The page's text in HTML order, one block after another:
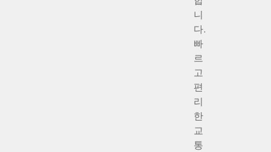
니
다.
빠
르
고
편
리
한
교
통